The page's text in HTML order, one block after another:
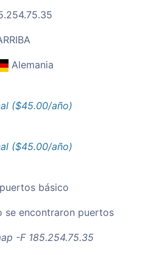
Alemania
($45.00/año)
($45.00/año)
básico
se encontraron puertos
-F 185.254.75.35